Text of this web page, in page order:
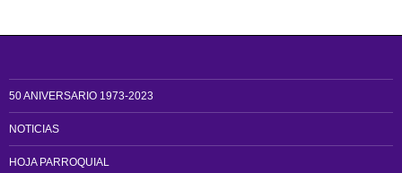
50 ANIVERSARIO 1973-2023
NOTICIAS
HOJA PARROQUIAL